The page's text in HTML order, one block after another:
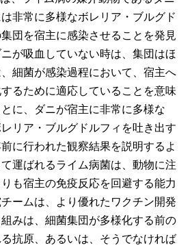
非常に多様なボレリア・ブルグド
団を宿主に感染させることを発見
が吸血していない時は、集団はほ
細菌が感染過程において、宿主へ
るために適応していることを意味
に、ダニが宿主に非常に多様な
レリア・ブルグドルフィを吐き出す
に行われた観察結果を説明するよ
運ばれるライム病菌は、動物に注
も宿主の免疫反応を回避する能力
ームは、より優れたワクチン開発
みは、細菌集団が多様化する前の
抗原、あるいは、そうでなければ